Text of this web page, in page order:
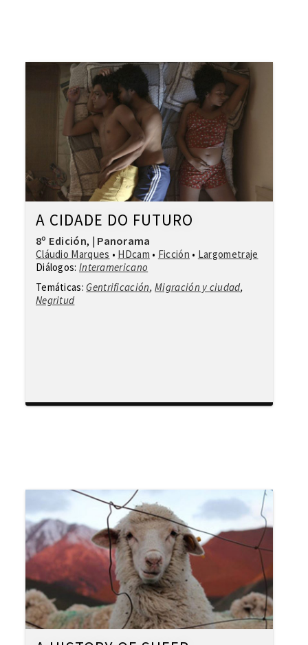
A CIDADE DO FUTURO
8º Edición, | Panorama
Cláudio Marques • HDcam • Ficción • Largometraje
Diálogos: Interamericano
Temáticas: Gentrificación,Migración y ciudad,
Negritud